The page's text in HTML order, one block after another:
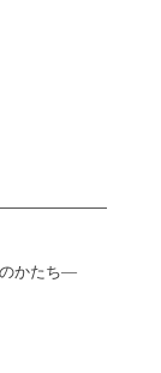
かたち―